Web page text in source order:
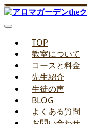
TOP
教室について
コースと料金
先生紹介
生徒の声
BLOG
よくある質問